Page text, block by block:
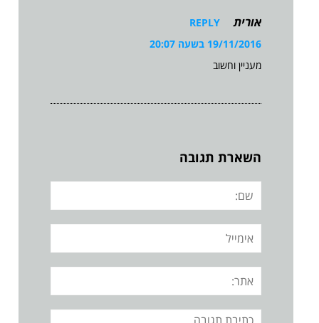
אורית
REPLY
19/11/2016 בשעה 20:07
מעניין וחשוב
השארת תגובה
שם:
אימייל
אתר:
תגובה